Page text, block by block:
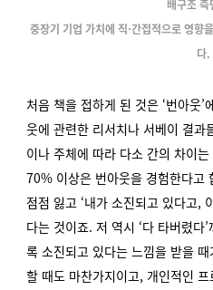
배구조 측
중장기 기업 가치에 직·간접적으로 영향
다.
처음 책을 접하게 된 것은 ‘번아웃
웃에 관련한 리서치나 서베이 결과
이나 주체에 따라 다소 간의 차이
70% 이상은 번아웃을 경험한다고
점점 잃고 ‘내가 소진되고 있다고,
다는 것이죠. 저 역시 ‘다 타버렸다
록 소진되고 있다는 느낌을 받을
할 때도 마찬가지이고, 개인적인